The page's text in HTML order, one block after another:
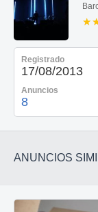
Registrado
17/08/2013
Anuncios
8
ANUNCIOS